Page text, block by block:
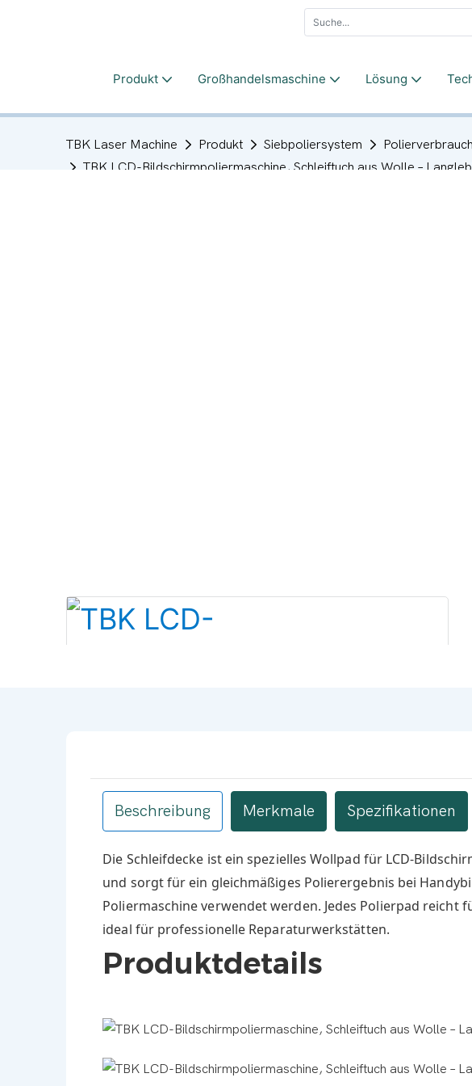
Produkt Großhandelsmaschine Lösung
TBK Laser Machine Produkt Siebpoliersystem
TBK LCD-Bildschirmpoliermaschine, Schleiftuch aus Wolle –
Beschreibung Merkmale Spezifikationen
Die Schleifdecke ist ein spezielles Wollpad für LCD-
und sorgt für ein gleichmäßiges Polierergebnis bei
Poliermaschine verwendet werden. Jedes Polierpad reicht
ideal für professionelle Reparaturwerkstätten.
Produktdetails